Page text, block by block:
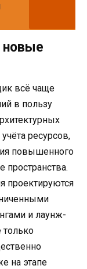
новые
всё чаще
в пользу
ресурсов,
повышенного
пространства.
проектируются
и лаунж-
только
на этапе